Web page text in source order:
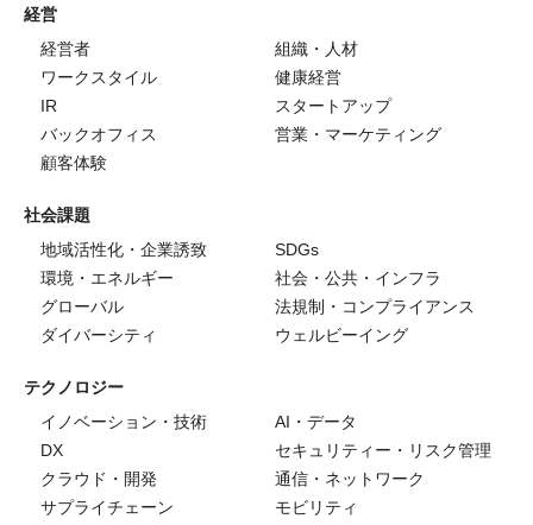
経営
経営者
組織・人材
ワークスタイル
健康経営
IR
スタートアップ
バックオフィス
営業・マーケティング
顧客体験
社会課題
地域活性化・企業誘致
SDGs
環境・エネルギー
社会・公共・インフラ
グローバル
法規制・コンプライアンス
ダイバーシティ
ウェルビーイング
テクノロジー
イノベーション・技術
AI・データ
DX
セキュリティー・リスク管理
クラウド・開発
通信・ネットワーク
サプライチェーン
モビリティ